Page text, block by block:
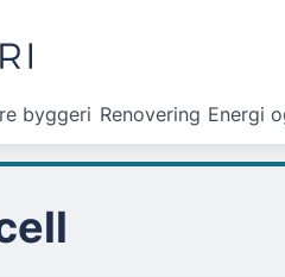
byggeri Renovering Energi